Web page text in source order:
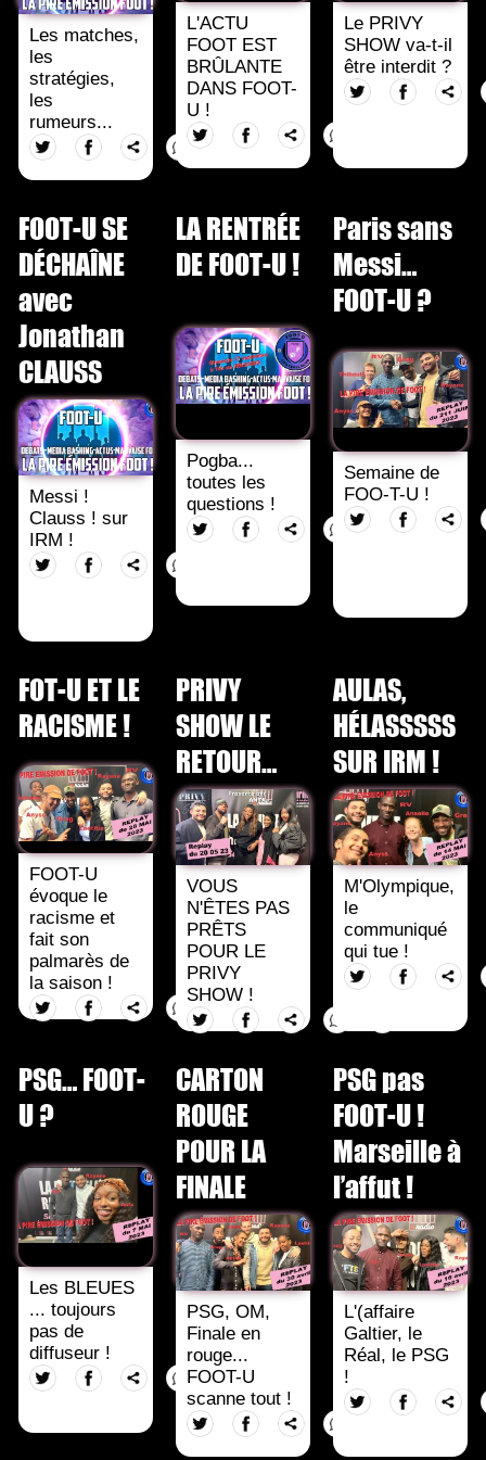
Les matches,
les
stratégies,
les
rumeurs...
L'ACTU
FOOT EST
BRÛLANTE
DANS FOOT-
U !
Le PRIVY
SHOW va-t-il
être interdit ?
FOOT-U SE
DÉCHAÎNE
avec
Jonathan
CLAUSS
Messi !
Clauss ! sur
IRM !
LA RENTRÉE
DE FOOT-U !
Pogba...
toutes les
questions !
Paris sans
Messi…
FOOT-U ?
Semaine de
FOO-T-U !
FOT-U ET LE
RACISME !
FOOT-U
évoque le
racisme et
fait son
palmarès de
la saison !
PRIVY
SHOW LE
RETOUR…
VOUS
N'ÊTES PAS
PRÊTS
POUR LE
PRIVY
SHOW !
AULAS,
HÉLASSSSS
SUR IRM !
M'Olympique,
le
communiqué
qui tue !
PSG… FOOT-
U ?
Les BLEUES
... toujours
pas de
diffuseur !
CARTON
ROUGE
POUR LA
FINALE
PSG, OM,
Finale en
rouge...
FOOT-U
scanne tout !
PSG pas
FOOT-U !
Marseille à
l’affut !
L'(affaire
Galtier, le
Réal, le PSG
!